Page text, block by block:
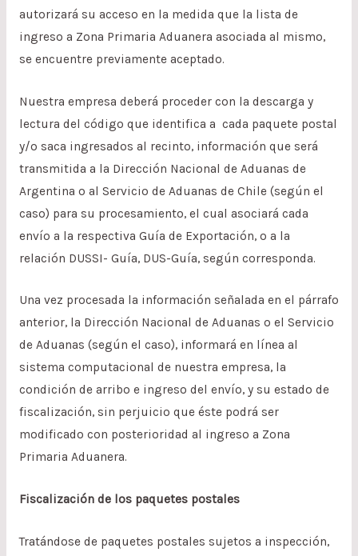
autorizará su acceso en la medida que la lista de
ingreso a Zona Primaria Aduanera asociada al mismo,
se encuentre previamente aceptado.
Nuestra empresa deberá proceder con la descarga y
lectura del código que identifica a cada paquete postal
y/o saca ingresados al recinto, información que será
transmitida a la Dirección Nacional de Aduanas de
Argentina o al Servicio de Aduanas de Chile (según el
caso) para su procesamiento, el cual asociará cada
envío a la respectiva Guía de Exportación, o a la
relación DUSSI- Guía, DUS-Guía, según corresponda.
Una vez procesada la información señalada en el párrafo
anterior, la Dirección Nacional de Aduanas o el Servicio
de Aduanas (según el caso), informará en línea al
sistema computacional de nuestra empresa, la
condición de arribo e ingreso del envío, y su estado de
fiscalización, sin perjuicio que éste podrá ser
modificado con posterioridad al ingreso a Zona
Primaria Aduanera.
Fiscalización de los paquetes postales
Tratándose de paquetes postales sujetos a inspección,